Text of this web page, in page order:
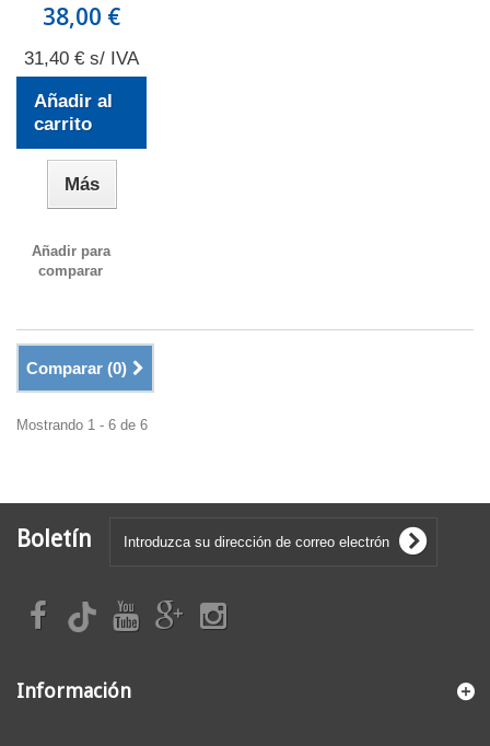
38,00 €
31,40 € s/ IVA
Añadir al
carrito
Más
Añadir para
comparar
Comparar (0)
Mostrando 1 - 6 de 6
Boletín
Información